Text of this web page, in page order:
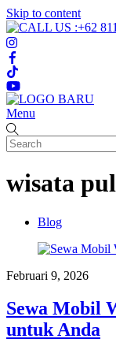
Skip to content
Menu
wisata
Blog
Februari 9, 2026
Sewa Mobil
untuk Anda